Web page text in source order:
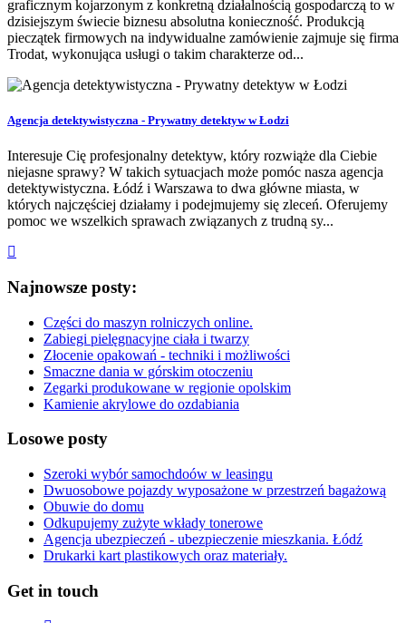
graficznym kojarzonym z konkretną działalnością gospodarczą to w
dzisiejszym świecie biznesu absolutna konieczność. Produkcją
pieczątek firmowych na indywidualne zamówienie zajmuje się firma
Trodat, wykonująca usługi o takim charakterze od...
Agencja detektywistyczna - Prywatny detektyw w Łodzi
Interesuje Cię profesjonalny detektyw, który rozwiąże dla Ciebie
niejasne sprawy? W takich sytuacjach może pomóc nasza agencja
detektywistyczna. Łódź i Warszawa to dwa główne miasta, w
których najczęściej działamy i podejmujemy się zleceń. Oferujemy
pomoc we wszelkich sprawach związanych z trudną sy...
Najnowsze posty:
Części do maszyn rolniczych online.
Zabiegi pielęgnacyjne ciała i twarzy
Złocenie opakowań - techniki i możliwości
Smaczne dania w górskim otoczeniu
Zegarki produkowane w regionie opolskim
Kamienie akrylowe do ozdabiania
Losowe posty
Szeroki wybór samochdoów w leasingu
Dwuosobowe pojazdy wyposażone w przestrzeń bagażową
Obuwie do domu
Odkupujemy zużyte wkłady tonerowe
Agencja ubezpieczeń - ubezpieczenie mieszkania. Łódź
Drukarki kart plastikowych oraz materiały.
Get in touch